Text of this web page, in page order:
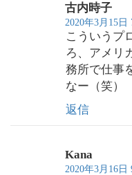
古内時子
2020年3月15日
こういうプ
ろ、アメリ
務所で仕事
なー（笑）
返信
Kana
2020年3月16日